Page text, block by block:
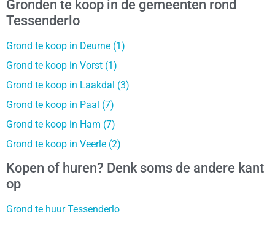
Gronden te koop in de gemeenten rond
Tessenderlo
Grond te koop in Deurne (1)
Grond te koop in Vorst (1)
Grond te koop in Laakdal (3)
Grond te koop in Paal (7)
Grond te koop in Ham (7)
Grond te koop in Veerle (2)
Kopen of huren? Denk soms de andere kant
op
Grond te huur Tessenderlo